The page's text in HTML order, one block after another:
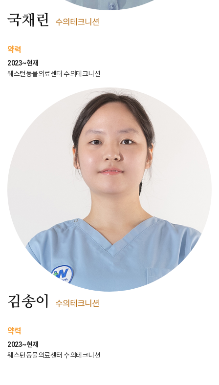
국채린 수의테크니션
약력
2023~현재
웨스턴동물의료센터 수의테크니션
김송이 수의테크니션
약력
2023~현재
웨스턴동물의료센터 수의테크니션